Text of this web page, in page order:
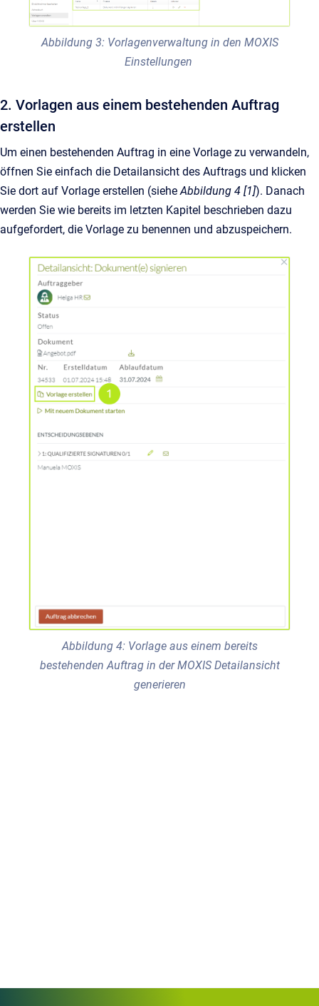
Abbildung 3: Vorlagenverwaltung in den MOXIS
Einstellungen
2. Vorlagen aus einem bestehenden Auftrag
erstellen
Um einen bestehenden Auftrag in eine Vorlage zu verwandeln,
öffnen Sie einfach die Detailansicht des Auftrags und klicken
Sie dort auf Vorlage erstellen (siehe Abbildung 4 [1]). Danach
werden Sie wie bereits im letzten Kapitel beschrieben dazu
aufgefordert, die Vorlage zu benennen und abzuspeichern.
Abbildung 4: Vorlage aus einem bereits
bestehenden Auftrag in der MOXIS Detailansicht
generieren